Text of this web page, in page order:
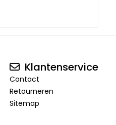
Klantenservice
Contact
Retourneren
Sitemap